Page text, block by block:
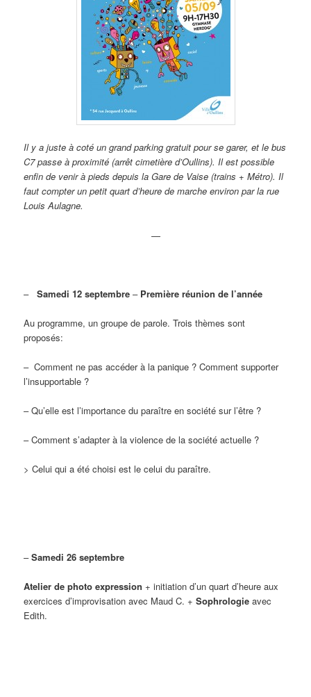
Il y a juste à coté un grand parking gratuit pour se garer, et le bus
C7 passe à proximité (arrêt cimetière d’Oullins). Il est possible
enfin de venir à pieds depuis la Gare de Vaise (trains + Métro). Il
faut compter un petit quart d’heure de marche environ par la rue
Louis Aulagne.
—
– Samedi 12 septembre – Première réunion de l’année
Au programme, un groupe de parole. Trois thèmes sont
proposés:
– Comment ne pas accéder à la panique ? Comment supporter
l’insupportable ?
– Qu’elle est l’importance du paraître en société sur l’être ?
– Comment s’adapter à la violence de la société actuelle ?
> Celui qui a été choisi est le celui du paraître.
–Samedi 26 septembre
Atelier de photo expression + initiation d’un quart d’heure aux
exercices d’improvisation avec Maud C. +Sophrologie avec
Edith.